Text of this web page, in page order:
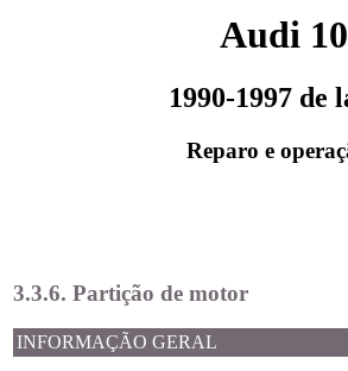
Audi
1990-1997 de
Reparo e
3.3.6. Partição de motor
INFORMAÇÃO GERAL